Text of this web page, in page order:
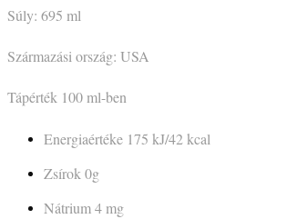
Súly: 695 ml
Származási ország: USA
Tápérték 100 ml-ben
Energiaértéke 175 kJ/42 kcal
Zsírok 0g
Nátrium 4 mg